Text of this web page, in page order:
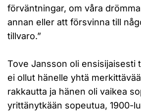
förväntningar, om våra
annan eller att försvinna till
tillvaro.”
Tove Jansson oli ensisijaisesti
ei ollut hänelle yhtä
rakkautta ja hänen oli vaikea
yrittänytkään sopeutua, 1900-